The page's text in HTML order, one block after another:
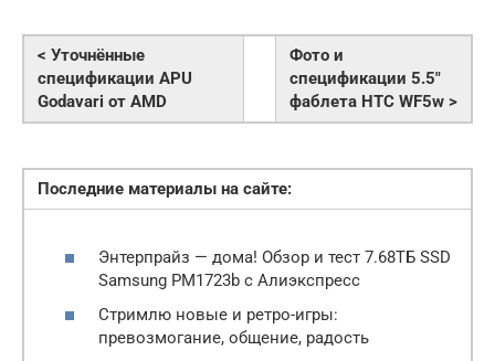
< Уточнённые
спецификации APU
Godavari от AMD
Фото и
спецификации 5.5″
фаблета HTC WF5w >
Последние материалы на сайте:
Энтерпрайз — дома! Обзор и тест 7.68ТБ SSD
Samsung PM1723b с Алиэкспресс
Стримлю новые и ретро-игры:
превозмогание, общение, радость